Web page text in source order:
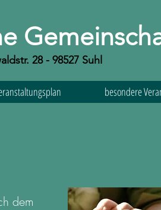
28 - 98527 Suhl
besondere
dem